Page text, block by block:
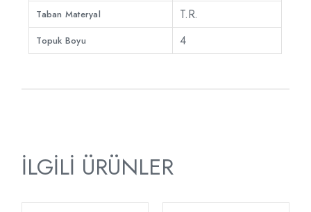
Taban Materyal T.R.
Topuk Boyu 4
İLGILI ÜRÜNLER